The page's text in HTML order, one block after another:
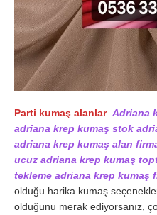
Parti kumaş alanlar. Adriana
adriana krep kumaş stok
adriana krep kumaş alan
ucuz adriana krep kumaş
tekleme adriana krep kumaş
olduğu harika kumaş
olduğunu merak ediyorsanız,